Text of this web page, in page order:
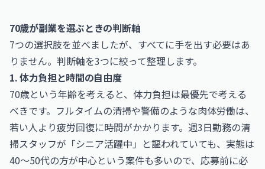
70歳が副業を選ぶときの判断軸
7つの選択肢を並べましたが、すべてに手を出す必要はあ
りません。判断軸を3つに絞って整理します。
1. 体力負担と時間の自由度
70歳という年齢を考えると、体力負担は最優先で考える
べきです。フルタイムの清掃や警備のような肉体労働は、
若い人より疲労回復に時間がかかります。週3日勤務の清
掃スタッフが「シニア活躍中」と謳われていても、実態は
40〜50代の方が中心という案件も多いので、応募前に必